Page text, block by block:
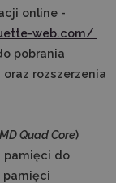
online -
web.com/
pobrania
rozszerzenia
Quad Core)
pamięci do
pamięci